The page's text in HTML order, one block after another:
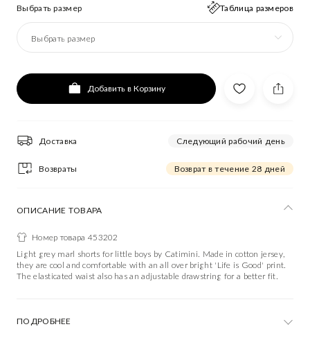
Выбрать размер Таблица размеров
Выбрать размер
Добавить в Корзину
Доставка Следующий рабочий день
Возвраты Возврат в течение 28 дней
ОПИСАНИЕ ТОВАРА
Номер товара 453202
Light grey marl shorts for little boys by Catimini. Made in cotton jersey,
they are cool and comfortable with an all over bright 'Life is Good' print.
The elasticated waist also has an adjustable drawstring for a better fit.
ПОДРОБНЕЕ